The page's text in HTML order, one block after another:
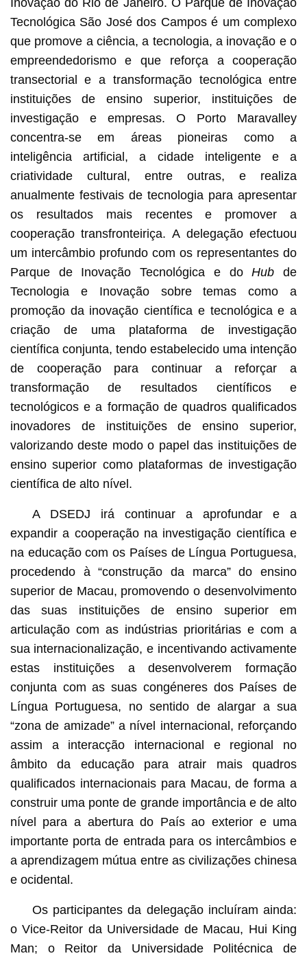
Tecnológica São José dos Campos é um complexo
que promove a ciência, a tecnologia, a inovação e o
empreendedorismo e que reforça a cooperação
transectorial e a transformação tecnológica entre
instituições de ensino superior, instituições de
investigação e empresas. O Porto Maravalley
concentra-se em áreas pioneiras como a
inteligência artificial, a cidade inteligente e a
criatividade cultural, entre outras, e realiza
anualmente festivais de tecnologia para apresentar
os resultados mais recentes e promover a
cooperação transfronteiriça. A delegação efectuou
um intercâmbio profundo com os representantes do
Parque de Inovação Tecnológica e doHub de
Tecnologia e Inovação sobre temas como a
promoção da inovação científica e tecnológica e a
criação de uma plataforma de investigação
científica conjunta, tendo estabelecido uma intenção
de cooperação para continuar a reforçar a
transformação de resultados científicos e
tecnológicos e a formação de quadros qualificados
inovadores de instituições de ensino superior,
valorizando deste modo o papel das instituições de
ensino superior como plataformas de investigação
científica de alto nível.
A DSEDJ irá continuar a aprofundar e a
expandir a cooperação na investigação científica e
na educação com os Países de Língua Portuguesa,
procedendo à “construção da marca” do ensino
superior de Macau, promovendo o desenvolvimento
das suas instituições de ensino superior em
articulação com as indústrias prioritárias e com a
sua internacionalização, e incentivando activamente
estas instituições a desenvolverem formação
conjunta com as suas congéneres dos Países de
Língua Portuguesa, no sentido de alargar a sua
“zona de amizade” a nível internacional, reforçando
assim a interacção internacional e regional no
âmbito da educação para atrair mais quadros
qualificados internacionais para Macau, de forma a
construir uma ponte de grande importância e de alto
nível para a abertura do País ao exterior e uma
importante porta de entrada para os intercâmbios e
a aprendizagem mútua entre as civilizações chinesa
e ocidental.
Os participantes da delegação incluíram ainda:
o Vice-Reitor da Universidade de Macau, Hui King
Man; o Reitor da Universidade Politécnica de